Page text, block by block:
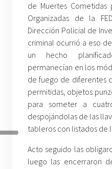
de Muertes Cometidas
Organizadas de la
Dirección Policial de
criminal ocurrió a eso
un hecho
permanecían en los
de fuego de diferentes
permitidas, objetos
para someter a
despojándolas de las
tableros con listados de
Acto seguido las
luego las encerraron